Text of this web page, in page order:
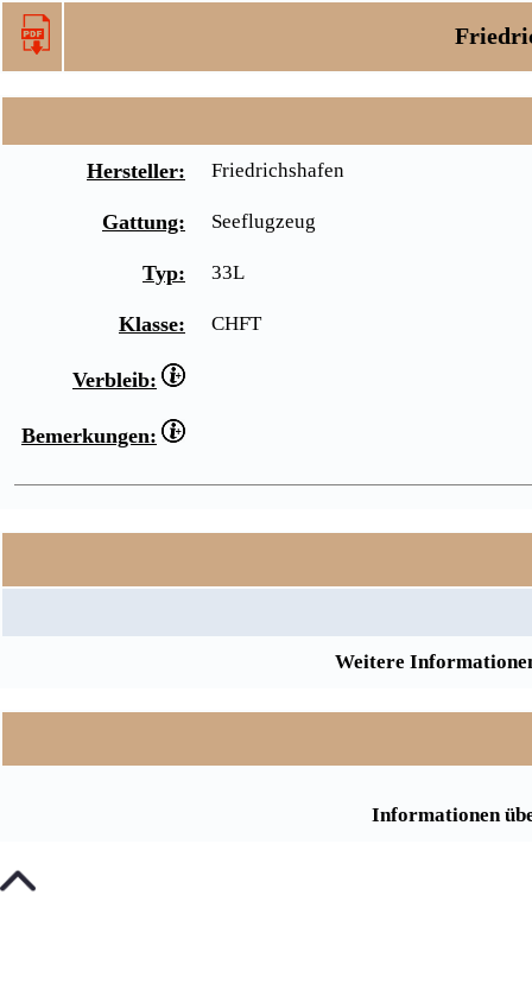
Hersteller: Friedrichshafen
Gattung: Seeflugzeug
Typ: 33L
Klasse: CHFT
Verbleib:
Bemerkungen:
Weitere
Informationen